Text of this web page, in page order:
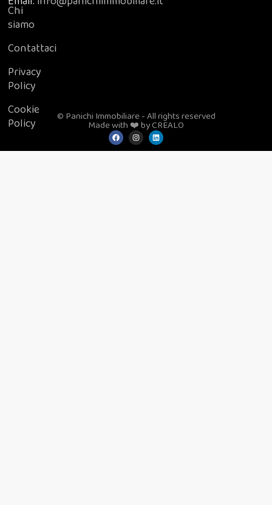
Chi
siamo
Contattaci
Privacy
Policy
Cookie
Policy
© Panichi Immobiliare - All rights reserved
Made with ❤️ by CREALO